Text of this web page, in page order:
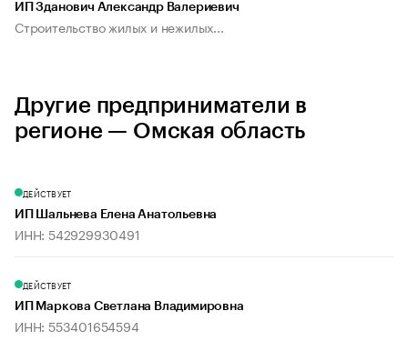
ИП Зданович Александр Валериевич
Строительство жилых и нежилых...
Другие предприниматели в
регионе — Омская область
ДЕЙСТВУЕТ
ИП Шальнева Елена Анатольевна
ИНН: 542929930491
ДЕЙСТВУЕТ
ИП Маркова Светлана Владимировна
ИНН: 553401654594